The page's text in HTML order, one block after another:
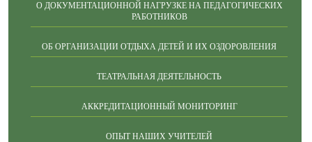
О ДОКУМЕНТАЦИОННОЙ НАГРУЗКЕ НА ПЕДАГОГИЧЕСКИХ
РАБОТНИКОВ
ОБ ОРГАНИЗАЦИИ ОТДЫХА ДЕТЕЙ И ИХ ОЗДОРОВЛЕНИЯ
ТЕАТРАЛЬНАЯ ДЕЯТЕЛЬНОСТЬ
АККРЕДИТАЦИОННЫЙ МОНИТОРИНГ
ОПЫТ НАШИХ УЧИТЕЛЕЙ